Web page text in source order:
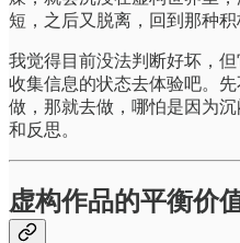
短，之后又脱离，回到那种积
我觉得目前没法判断好坏，
收集信息的状态去体验吧。
做，那就去做，哪怕是因为
和反思。
虚构作品的平衡价